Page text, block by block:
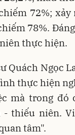
72%;
78%.
thực hiện.
Quách Ngọc
thực hiện
mà trong đó
- thiếu niên.
tâm".